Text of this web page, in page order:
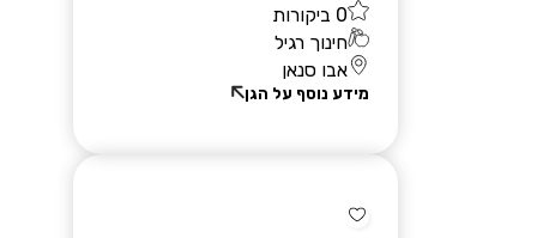
0 ביקורות
חינוך רגיל
אבו סנאן
מידע נוסף על הגן